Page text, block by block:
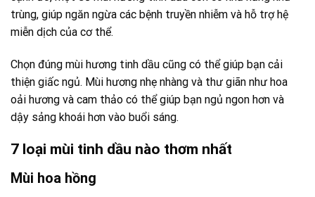
trùng, giúp ngăn ngừa các bệnh truyền nhiễm và hỗ trợ hệ
miễn dịch của cơ thể.
Chọn đúng mùi hương tinh dầu cũng có thể giúp bạn cải
thiện giấc ngủ. Mùi hương nhẹ nhàng và thư giãn như hoa
oải hương và cam thảo có thể giúp bạn ngủ ngon hơn và
dậy sảng khoái hơn vào buổi sáng.
7 loại mùi tinh dầu nào thơm nhất
Mùi hoa hồng